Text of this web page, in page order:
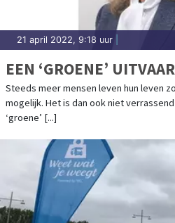
21 april 2022, 9:18 uur
EEN ‘GROENE’
Steeds meer mensen leven hun leven
mogelijk. Het is dan ook niet
‘groene’ [...]